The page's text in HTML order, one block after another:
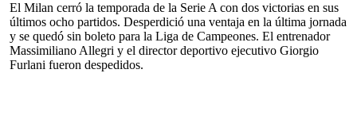
El Milan cerró la temporada de la Serie A con dos victorias en sus
últimos ocho partidos. Desperdició una ventaja en la última jornada
y se quedó sin boleto para la Liga de Campeones. El entrenador
Massimiliano Allegri y el director deportivo ejecutivo Giorgio
Furlani fueron despedidos.